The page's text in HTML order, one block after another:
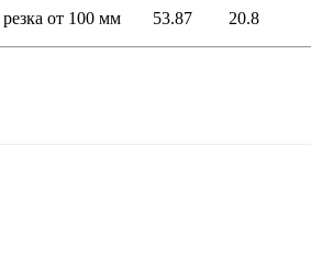
резка от 100 мм 53.87 20.8